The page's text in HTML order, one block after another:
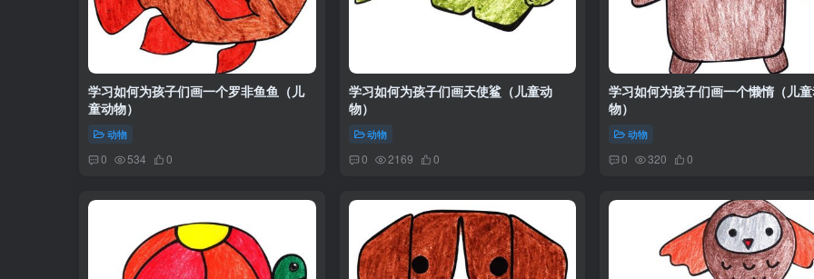
学习如何为孩子们画一个罗非鱼鱼（儿
童动物）
动物
0 534 0
学习如何为孩子们画天使鲨（儿童动
物）
动物
0 2169 0
学习如何为孩子们画一个懒惰（儿
物）
动物
0 320 0